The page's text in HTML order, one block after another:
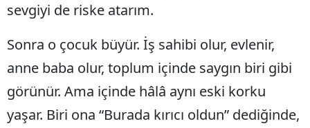
Malatya
Manisa
sevgiyi de riske atarım.
Sonra o çocuk büyür. İş sahibi olur, evlenir,
anne baba olur, toplum içinde saygın biri gibi
görünür. Ama içinde hâlâ aynı eski korku
yaşar. Biri ona “Burada kırıcı oldun” dediğinde,